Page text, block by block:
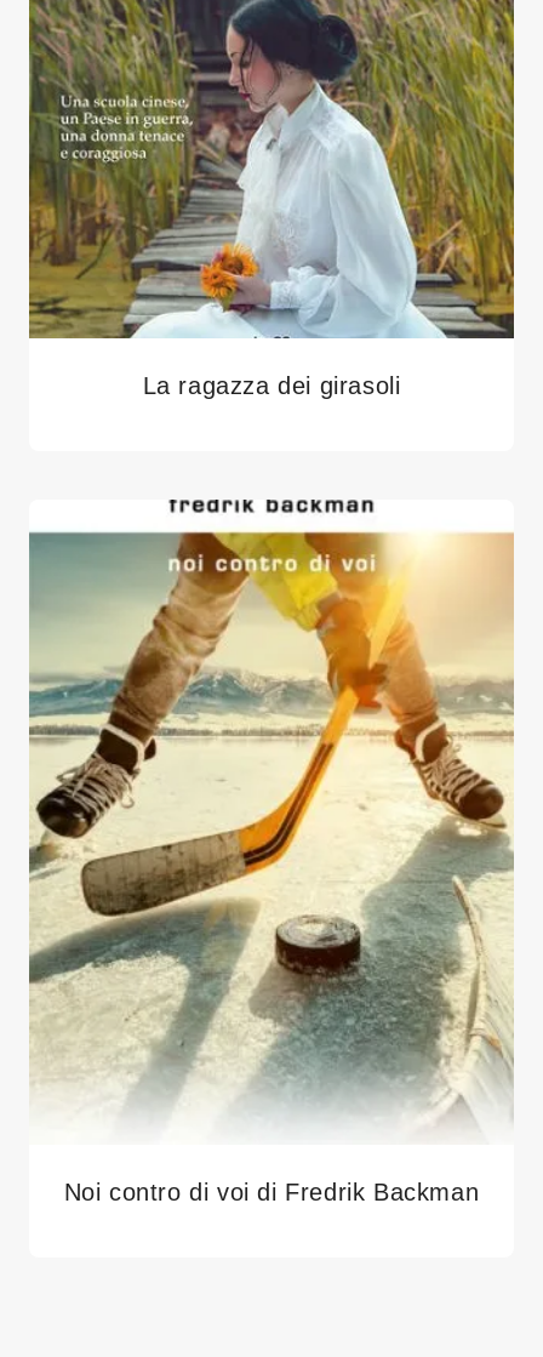
La ragazza dei girasoli
Noi contro di voi di Fredrik Backman